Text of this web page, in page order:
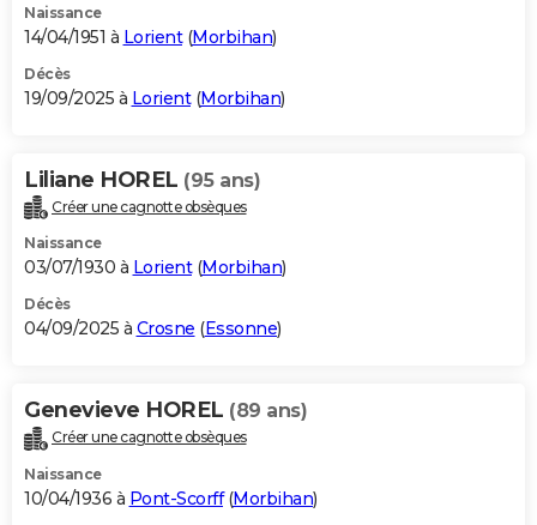
Naissance
14/04/1951 à Lorient(Morbihan)
Décès
19/09/2025 à Lorient(Morbihan)
Liliane HOREL (95 ans)
Créer une cagnotte obsèques
Naissance
03/07/1930 à Lorient(Morbihan)
Décès
04/09/2025 à Crosne (Essonne)
Genevieve HOREL (89 ans)
Créer une cagnotte obsèques
Naissance
10/04/1936 à Pont-Scorff(Morbihan)